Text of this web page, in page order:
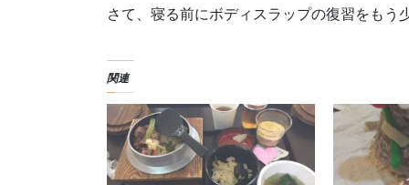
さて、寝る前にボディスラップの復習をもう
関連